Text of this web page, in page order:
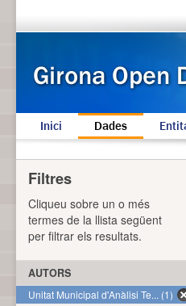
Inici Dades
Filtres
Cliqueu sobre un o més
termes de la llista següent
per filtrar els resultats.
AUTORS
Unitat Municipal d'Anàlisi Te... (1)